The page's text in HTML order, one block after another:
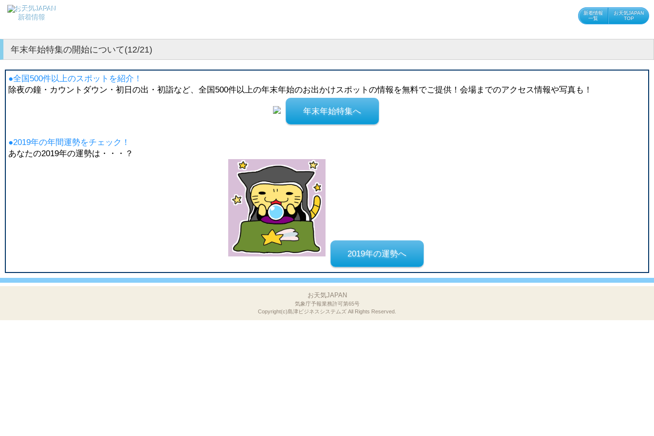
新着情報
新着情報
一覧
お天気JAPAN
TOP
年末年始特集の開始について(12/21)
●全国500件以上のスポットを紹介！
除夜の鐘・カウントダウン・初日の出・初詣など、全国500件以上の年末年始のお出かけスポットの情報を無料でご提供！会場までのアクセス情報や写真も！
年末年始特集へ
●2019年の年間運勢をチェック！
あなたの2019年の運勢は・・・？
2019年の運勢へ
お天気JAPAN
気象庁予報業務許可第65号
Copyright(c)島津ビジネスシステムズ All Rights Reserved.